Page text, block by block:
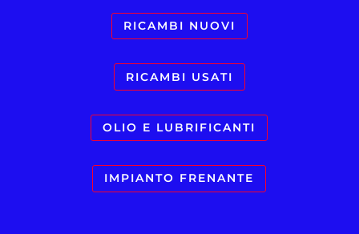
RICAMBI NUOVI
RICAMBI USATI
OLIO E LUBRIFICANTI
IMPIANTO FRENANTE